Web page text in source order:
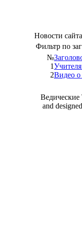
Новости сайта
Фильтр по
№
1
2Видео
Ведические
and